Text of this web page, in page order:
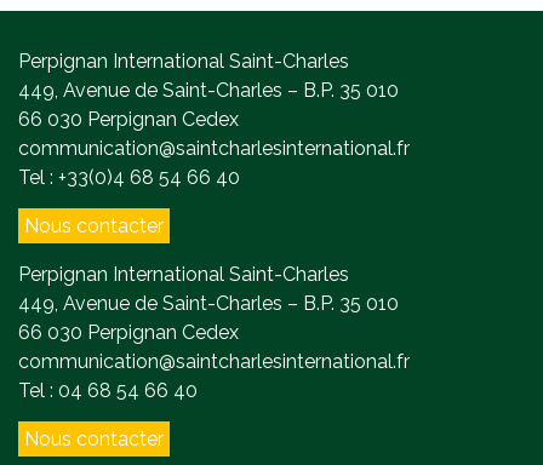
Perpignan International Saint-Charles
449, Avenue de Saint-Charles – B.P. 35 010
66 030 Perpignan Cedex
communication@saintcharlesinternational.fr
Tel : +33(0)4 68 54 66 40
Nous contacter
Perpignan International Saint-Charles
449, Avenue de Saint-Charles – B.P. 35 010
66 030 Perpignan Cedex
communication@saintcharlesinternational.fr
Tel : 04 68 54 66 40
Nous contacter